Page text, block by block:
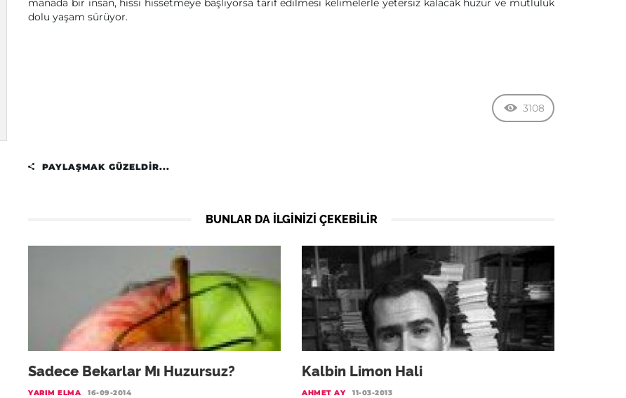
manada bir insan, hissi hissetmeye başlıyorsa tarif edilmesi kelimelerle yetersiz kalacak huzur ve mutluluk
dolu yaşam sürüyor.
3108
PAYLAŞMAK GÜZELDIR...
BUNLAR DA ILGINIZI ÇEKEBILIR
Sadece Bekarlar Mı Huzursuz?
YARIM ELMA 16-09-2014
Kalbin Limon Hali
AHMET AY 11-03-2013